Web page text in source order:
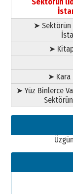
02
➤ Sektörün
➤
➤ Kara
➤ Yüz Binlerce